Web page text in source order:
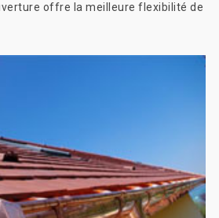
offre la meilleure flexibilité de